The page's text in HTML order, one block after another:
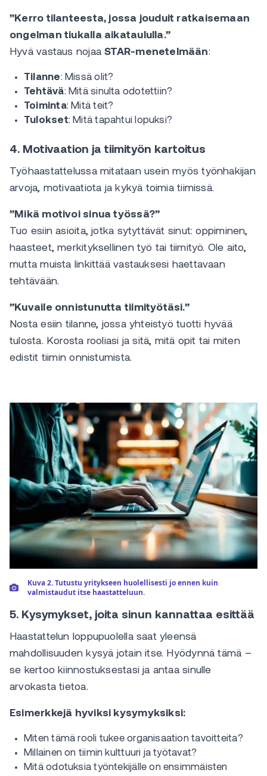
”Kerro tilanteesta, jossa jouduit ratkaisemaan
ongelman tiukalla aikataululla.”
Hyvä vastaus nojaaSTAR-menetelmään:
Tilanne: Missä olit?
Tehtävä: Mitä sinulta odotettiin?
Toiminta: Mitä teit?
Tulokset: Mitä tapahtui lopuksi?
4. Motivaation ja tiimityön kartoitus
Työhaastattelussa mitataan usein myös työnhakijan
arvoja, motivaatiota ja kykyä toimia tiimissä.
”Mikä motivoi sinua työssä?”
Tuo esiin asioita, jotka sytyttävät sinut: oppiminen,
haasteet, merkityksellinen työ tai tiimityö. Ole aito,
mutta muista linkittää vastauksesi haettavaan
tehtävään.
”Kuvaile onnistunutta tiimityötäsi.”
Nosta esiin tilanne, jossa yhteistyö tuotti hyvää
tulosta. Korosta rooliasi ja sitä, mitä opit tai miten
edistit tiimin onnistumista.
Kuva 2. Tutustu yritykseen huolellisesti jo ennen kuin
valmistaudut itse haastatteluun.
5. Kysymykset, joita sinun kannattaa esittää
Haastattelun loppupuolella saat yleensä
mahdollisuuden kysyä jotain itse. Hyödynnä tämä –
se kertoo kiinnostuksestasi ja antaa sinulle
arvokasta tietoa.
Esimerkkejä hyviksi kysymyksiksi:
Miten tämä rooli tukee organisaation tavoitteita?
Millainen on tiimin kulttuuri ja työtavat?
Mitä odotuksia työntekijälle on ensimmäisten